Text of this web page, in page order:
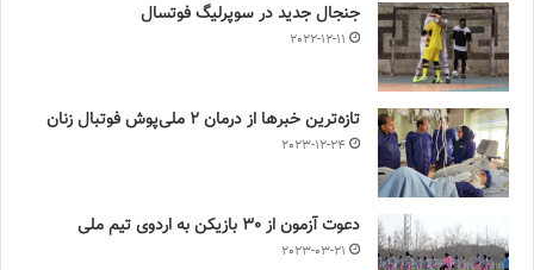
جنجال جدید در سوپرلیگ فوتسال
2022-12-11
تازه‌ترین خبرها از درمان ۲ ملی‌پوش فوتبال زنان
2023-12-24
دعوت آزمون از 30 بازیکن به اردوی تیم ملی
2023-03-21